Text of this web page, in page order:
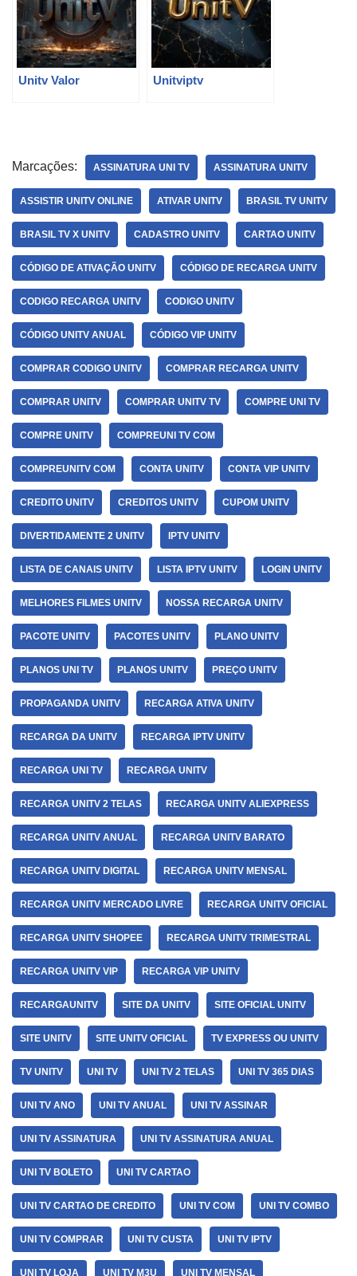
Unitv Valor Unitviptv
Marcações: ASSINATURA UNI TV ASSINATURA UNITV
ASSISTIR UNITV ONLINE ATIVAR UNITV BRASIL TV UNITV
BRASIL TV X UNITV CADASTRO UNITV CARTAO UNITV
CÓDIGO DE ATIVAÇÃO UNITV CÓDIGO DE RECARGA UNITV
CODIGO RECARGA UNITV CODIGO UNITV
CÓDIGO UNITV ANUAL CÓDIGO VIP UNITV
COMPRAR CODIGO UNITV COMPRAR RECARGA UNITV
COMPRAR UNITV COMPRAR UNITV TV COMPRE UNI TV
COMPRE UNITV COMPREUNI TV COM
COMPREUNITV COM CONTA UNITV CONTA VIP UNITV
CREDITO UNITV CREDITOS UNITV CUPOM UNITV
DIVERTIDAMENTE 2 UNITV IPTV UNITV
LISTA DE CANAIS UNITV LISTA IPTV UNITV LOGIN UNITV
MELHORES FILMES UNITV NOSSA RECARGA UNITV
PACOTE UNITV PACOTES UNITV PLANO UNITV
PLANOS UNI TV PLANOS UNITV PREÇO UNITV
PROPAGANDA UNITV RECARGA ATIVA UNITV
RECARGA DA UNITV RECARGA IPTV UNITV
RECARGA UNI TV RECARGA UNITV
RECARGA UNITV 2 TELAS RECARGA UNITV ALIEXPRESS
RECARGA UNITV ANUAL RECARGA UNITV BARATO
RECARGA UNITV DIGITAL RECARGA UNITV MENSAL
RECARGA UNITV MERCADO LIVRE RECARGA UNITV OFICIAL
RECARGA UNITV SHOPEE RECARGA UNITV TRIMESTRAL
RECARGA UNITV VIP RECARGA VIP UNITV
RECARGAUNITV SITE DA UNITV SITE OFICIAL UNITV
SITE UNITV SITE UNITV OFICIAL TV EXPRESS OU UNITV
TV UNITV UNI TV UNI TV 2 TELAS UNI TV 365 DIAS
UNI TV ANO UNI TV ANUAL UNI TV ASSINAR
UNI TV ASSINATURA UNI TV ASSINATURA ANUAL
UNI TV BOLETO UNI TV CARTAO
UNI TV CARTAO DE CREDITO UNI TV COM UNI TV COMBO
UNI TV COMPRAR UNI TV CUSTA UNI TV IPTV
UNI TV LOJA UNI TV M3U UNI TV MENSAL